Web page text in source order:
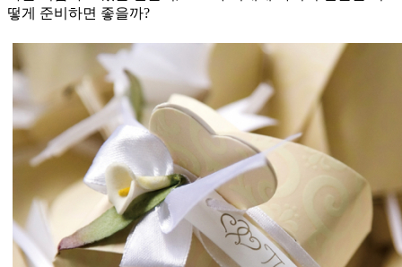
떻게 준비하면 좋을까?